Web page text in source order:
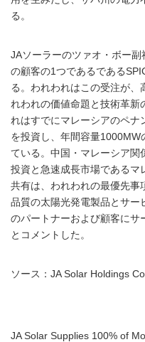
る。
JAソーラーのツァオ・ボー
の顧客の1つであるである
る。われわれはこの受注が、
れわれの価値命題と技術革新
れはすでにマレーシアのペ
を投資し、年間容量1000MW
ている。中国・マレーシア
投資と急速成長市場であるマ
共有は、われわれの最優先事
品質の太陽光発電製品とサー
のパートナーおよび顧客にサ
とコメントした。
ソース：JA Solar Holdings
JA Solar Supplies 100% of